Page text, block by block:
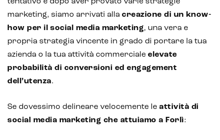
marketing, siamo arrivati alla creazione di un know-
how per il
social media marketing, una vera e
propria strategia vincente in grado di portare la tua
azienda o la tua attività commerciale elevate
probabilità di conversioni ed engagement
dell’utenza.
Se dovessimo delineare velocemente le attività di
social media marketing che attuiamo a Forlì: